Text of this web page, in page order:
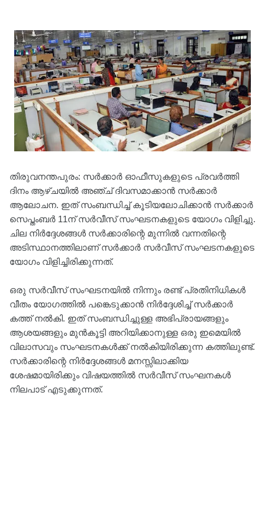
തിരുവനന്തപുരം: സര്‍ക്കാര്‍ ഓഫീസുകളുടെ പ്രവര്‍ത്തി
ദിനം ആഴ്ചയില്‍ അഞ്ച് ദിവസമാക്കാന്‍ സര്‍ക്കാര്‍
ആലോചന. ഇത് സംബന്ധിച്ച് കൂടിയലോചിക്കാന്‍ സര്‍ക്കാര്‍
സെപ്തംബർ 11ന് സര്‍വീസ് സംഘടനകളുടെ യോഗം വിളിച്ചു.
ചില നിര്‍ദ്ദേശങ്ങള്‍ സര്‍ക്കാരിന്റെ മുന്നില്‍ വന്നതിന്റെ
അടിസ്ഥാനത്തിലാണ് സര്‍ക്കാര്‍ സര്‍വീസ് സംഘടനകളുടെ
യോഗം വിളിച്ചിരിക്കുന്നത്.
ഒരു സര്‍വീസ് സംഘടനയില്‍ നിന്നും രണ്ട് പ്രതിനിധികള്‍
വീതം യോഗത്തില്‍ പങ്കെടുക്കാൻ നിര്‍ദ്ദേശിച്ച് സർക്കാർ
കത്ത് നൽകി. ഇത് സംബന്ധിച്ചുള്ള അഭിപ്രായങ്ങളും
ആശയങ്ങളും മുന്‍കൂട്ടി അറിയിക്കാനുള്ള ഒരു ഇമെയില്‍
വിലാസവും സംഘടനകള്‍ക്ക് നല്‍കിയിരിക്കുന്ന കത്തിലുണ്ട്.
സര്‍ക്കാരിന്റെ നിര്‍ദ്ദേശങ്ങള്‍ മനസ്സിലാക്കിയ
ശേഷമായിരിക്കും വിഷയത്തില്‍ സര്‍വീസ് സംഘനകള്‍
നിലപാട് എടുക്കുന്നത്.